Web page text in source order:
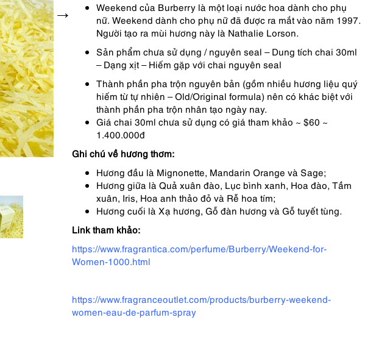
Weekend của Burberry là một loại nước hoa dành cho phụ
nữ. Weekend dành cho phụ nữ đã được ra mắt vào năm 1997.
Người tạo ra mùi hương này là Nathalie Lorson.
Sản phẩm chưa sử dụng / nguyên seal – Dung tích chai 30ml
– Dạng xịt – Hiếm gặp với chai nguyên seal
Thành phần pha trộn nguyên bản (gồm nhiều hương liệu quý
hiếm từ tự nhiên – Old/Original formula) nên có khác biệt với
thành phần pha trộn nhân tạo ngày nay.
Giá chai 30ml chưa sử dụng có giá tham khảo ~ $60 ~
1.400.000đ
Ghi chú về hương thơm:
Hương đầu là Mignonette, Mandarin Orange và Sage;
Hương giữa là Quả xuân đào, Lục bình xanh, Hoa đào, Tầm
xuân, Iris, Hoa anh thảo đỏ và Rễ hoa tím;
Hương cuối là Xạ hương, Gỗ đàn hương và Gỗ tuyết tùng.
Link tham khảo:
https://www.fragrantica.com/perfume/Burberry/Weekend-for-
Women-1000.html
https://www.fragranceoutlet.com/products/burberry-weekend-
women-eau-de-parfum-spray